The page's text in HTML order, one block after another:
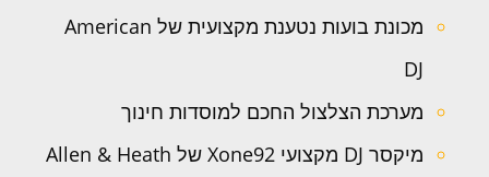
מכונת בועות נטענת מקצועית של American
DJ
מערכת הצלצול החכם למוסדות חינוך
מיקסר DJ מקצועי Xone92 של Allen & Heath